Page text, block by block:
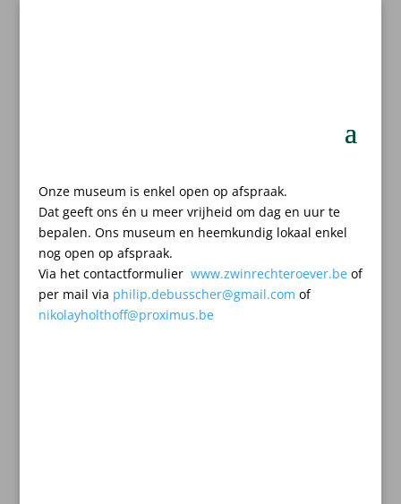
Onze museum is enkel open op afspraak.
Dat geeft ons én u meer vrijheid om dag en uur te
bepalen. Ons museum en heemkundig lokaal enkel
nog open op afspraak.
Via het contactformulier www.zwinrechteroever.be of
per mail via philip.debusscher@gmail.com of
nikolayholthoff@proximus.be